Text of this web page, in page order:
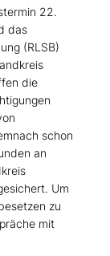
22.
das
(RLSB)
die
schon
an
Um
zu
mit